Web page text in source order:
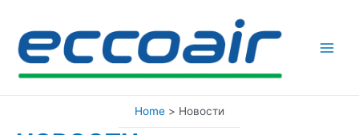
content
Home Новости